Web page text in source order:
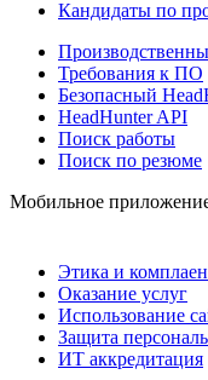
Кандидаты по
Требования к ПО
Безопасный
HeadHunter API
Поиск работы
Поиск по резюме
Мобильное
Этика и
Оказание услуг
Использование
Защита
ИТ аккредитация